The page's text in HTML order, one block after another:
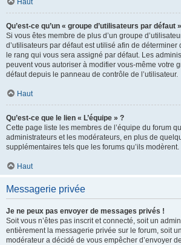
Haut
Qu’est-ce qu’un « groupe d’utilisateurs par défaut
Si vous êtes membre de plus d’un groupe
d’utilisateurs par défaut est utilisé afin de
le rang qui vous sera assigné par défaut. Les
peuvent vous autoriser à modifier vous-même votre
défaut depuis le panneau de contrôle de l’utilisateur.
Haut
Qu’est-ce que le lien « L’équipe » ?
Cette page liste les membres de l’équipe du forum
administrateurs et les modérateurs, en plus de
supplémentaires tels que les forums qu’ils modèrent.
Haut
Messagerie privée
Je ne peux pas envoyer de messages privés !
Soit vous n’êtes pas inscrit et connecté, soit un
entièrement la messagerie privée sur le forum, soit
modérateur a décidé de vous empêcher d’envoyer